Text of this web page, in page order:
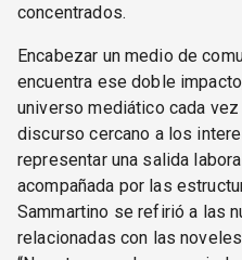
concentrados.
Encabezar un medio de
encuentra ese doble
universo mediático cada
discurso cercano a los
representar una salida
acompañada por las
Sammartino se refirió a las
relacionadas con las